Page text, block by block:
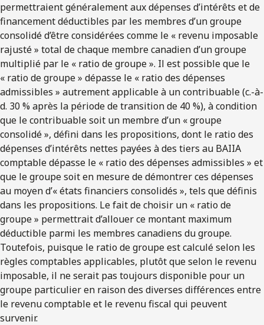
permettraient généralement aux dépenses d’intérêts et de
financement déductibles par les membres d’un groupe
consolidé d’être considérées comme le « revenu imposable
rajusté » total de chaque membre canadien d’un groupe
multiplié par le « ratio de groupe ». Il est possible que le
« ratio de groupe » dépasse le « ratio des dépenses
admissibles » autrement applicable à un contribuable (c.-à-
d. 30 % après la période de transition de 40 %), à condition
que le contribuable soit un membre d’un « groupe
consolidé », défini dans les propositions, dont le ratio des
dépenses d’intérêts nettes payées à des tiers au BAIIA
comptable dépasse le « ratio des dépenses admissibles » et
que le groupe soit en mesure de démontrer ces dépenses
au moyen d’« états financiers consolidés », tels que définis
dans les propositions. Le fait de choisir un « ratio de
groupe » permettrait d’allouer ce montant maximum
déductible parmi les membres canadiens du groupe.
Toutefois, puisque le ratio de groupe est calculé selon les
règles comptables applicables, plutôt que selon le revenu
imposable, il ne serait pas toujours disponible pour un
groupe particulier en raison des diverses différences entre
le revenu comptable et le revenu fiscal qui peuvent
survenir.